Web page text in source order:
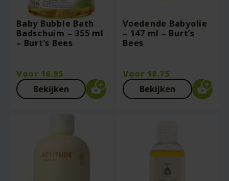
Baby Bubble Bath
Badschuim – 355 ml
– Burt’s Bees
Voor 16.95
Bekijken
Voedende Babyolie
– 147 ml – Burt’s
Bees
Voor 18.75
Bekijken